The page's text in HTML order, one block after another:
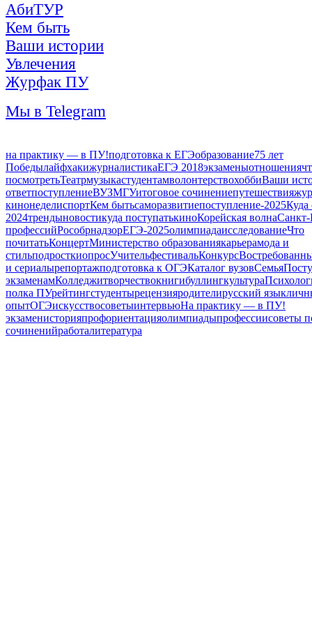
АбиТУР
Кем быть
Ваши истории
Увлечения
Журфак ПУ
Мы в Telegram
на практику — в ПУ!подготовка к ЕГЭобразование75 лет
ПобедылайфхакижурналистикаЕГЭ 2018экзаменыотношения
посмотретьТеатрмузыкастудентамволонтерствохоббиВаши
ответпоступлениеВУЗМГУитоговое сочинениепутешествия
кинонеделиспортКем бытьсаморазвитиепоступление-2025Куда
2024трендыновостикуда поступатькиноКорейская волнаСанкт-
профессийРособрнадзорЕГЭ-2025олимпиадаисследованиеЧто
почитатьКонцертМинистерство образованиякарьерамода и
стильподросткиопросУчительфестивальКонкурс
и сериалырепортажподготовка к ОГЭКаталог вузовСемья
экзаменамКолледжитворчествокнигибуллингкультура
полка ПУрейтингстудентырецензияродителирусский язык
опытОГЭискусствосоветыинтервьюНа практику — в ПУ!
экзаменисторияпрофориентацияолимпиадыпрофессиисоветы
сочиненийработалитература